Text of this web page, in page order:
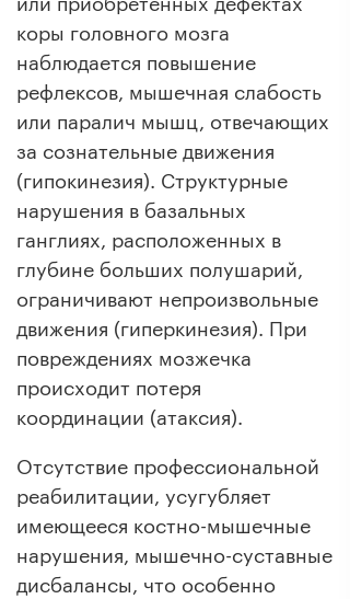
коры головного мозга
наблюдается повышение
рефлексов, мышечная слабость
или паралич мышц, отвечающих
за сознательные движения
(гипокинезия). Структурные
нарушения в базальных
ганглиях, расположенных в
глубине больших полушарий,
ограничивают непроизвольные
движения (гиперкинезия). При
повреждениях мозжечка
происходит потеря
координации (атаксия).
Отсутствие профессиональной
реабилитации, усугубляет
имеющееся костно-мышечные
нарушения, мышечно-суставные
дисбалансы, что особенно